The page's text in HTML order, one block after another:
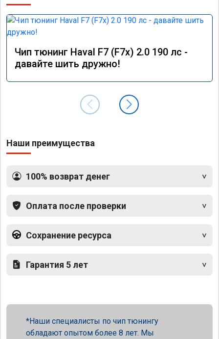
Чип тюнинг Haval F7 (F7x) 2.0 190 лс -
давайте шить дружно!
Наши преимущества
100% возврат денег
Оплата после проверки
Сохранение ресурса
Гарантия 5 лет
Наши специалисты по чип тюнингу
обладают опытом более 8 лет. Мы